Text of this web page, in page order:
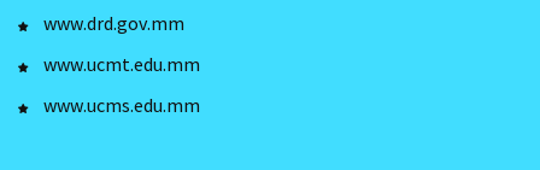
www.drd.gov.mm
www.ucmt.edu.mm
www.ucms.edu.mm